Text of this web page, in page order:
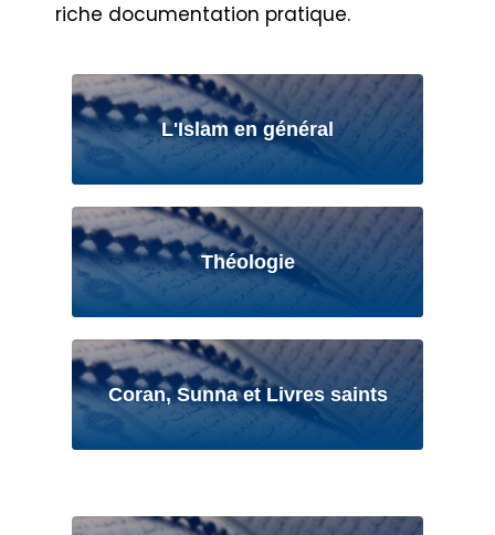
riche documentation pratique.
L'Islam en général
Théologie
Coran, Sunna et Livres saints